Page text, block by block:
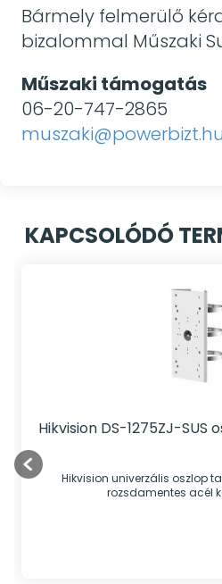
Bármely felmerülő
bizalommal Műszaki
Műszaki támogatás
06-20-747-2865
muszaki@powerbizt.hu
KAPCSOLÓDÓ
Hikvision DS-1275ZJ-
Hikvision univerzális oszlop
rozsdamentes acél